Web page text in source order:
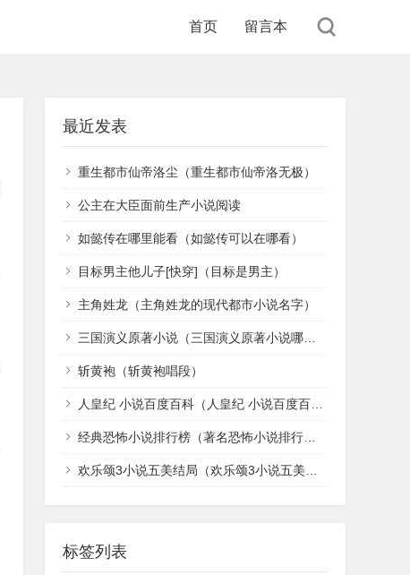
首页 留言本
最近发表
重生都市仙帝洛尘（重生都市仙帝洛无极）
公主在大臣面前生产小说阅读
如懿传在哪里能看（如懿传可以在哪看）
目标男主他儿子[快穿]（目标是男主）
主角姓龙（主角姓龙的现代都市小说名字）
三国演义原著小说（三国演义原著小说哪里看）
斩黄袍（斩黄袍唱段）
人皇纪 小说百度百科（人皇纪 小说百度百科全文）
经典恐怖小说排行榜（著名恐怖小说排行榜）
欢乐颂3小说五美结局（欢乐颂3小说五美结局如何）
标签列表